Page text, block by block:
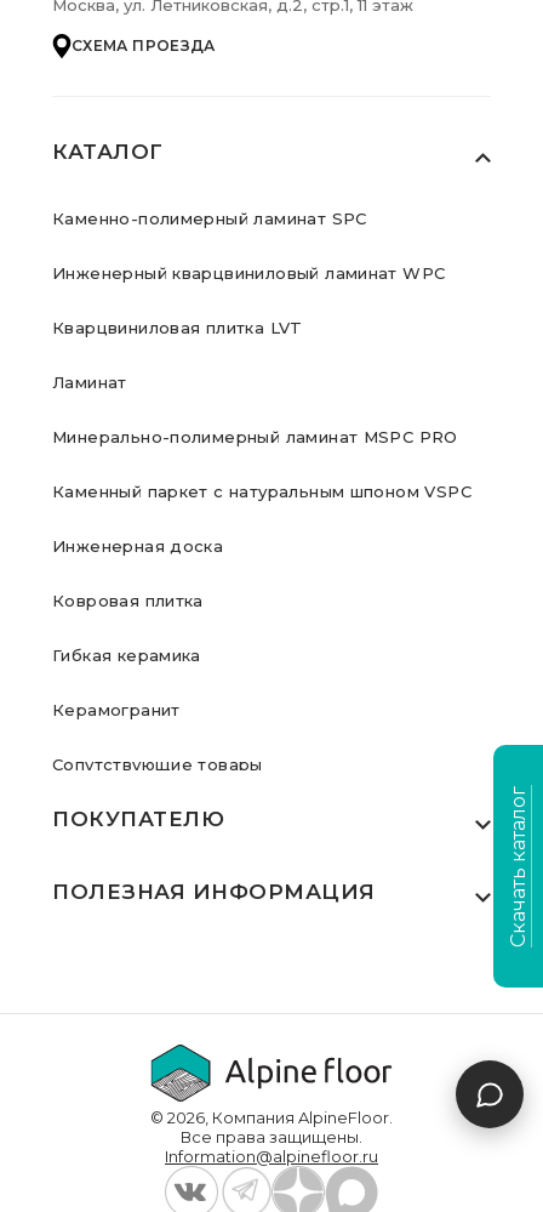
КАТАЛОГ
Каменно-полимерный ламинат SPC
Инженерный кварцвиниловый ламинат WPC
Кварцвиниловая плитка LVT
Ламинат
Минерально-полимерный ламинат MSPC PRO
Каменный паркет с натуральным шпоном VSPC
Инженерная доска
Ковровая плитка
Гибкая керамика
Керамогранит
Сопутствующие товары
ПОКУПАТЕЛЮ
Где купить
Выполненные проекты
Доставка и оплата
ПОЛЕЗНАЯ ИНФОРМАЦИЯ
Видеообзоры
Для дилеров
Инструкции по укладке
Часто задаваемые вопросы
Москва, ул. Летниковская, д.2, стр.1, 11 этаж
СХЕМА ПРОЕЗДА
© 2026, Компания AlpineFloor.
Все права защищены.
Information@alpinefloor.ru
Скачать каталог